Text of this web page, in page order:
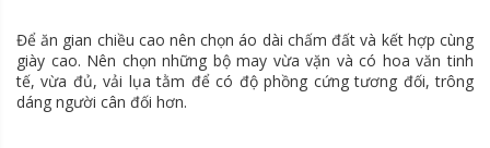
Để ăn gian chiều cao nên chọn áo dài chấm đất và kết hợp cùng
giày cao. Nên chọn những bộ may vừa vặn và có hoa văn tinh
tế, vừa đủ, vải lụa tằm để có độ phồng cứng tương đối, trông
dáng người cân đối hơn.